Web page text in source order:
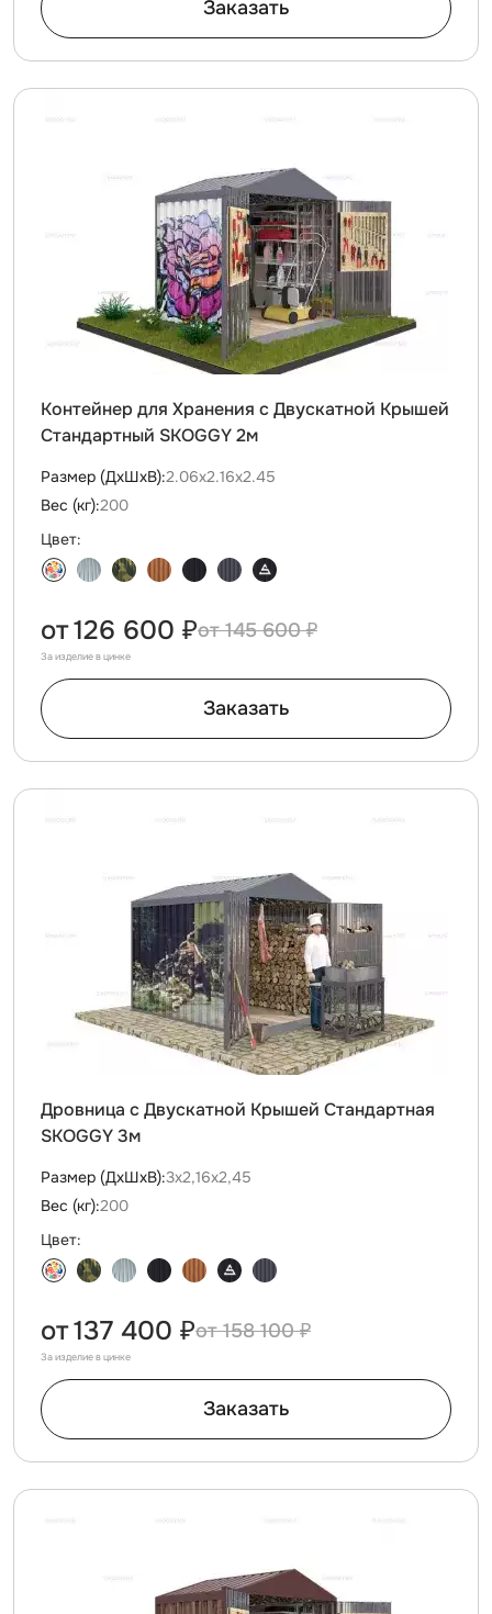
Заказать
Контейнер для Хранения с Двускатной Крышей
Стандартный SKOGGY 2м
Размер (ДxШxВ):2.06х2.16х2.45
Вес (кг):200
Цвет:
145 600 ₽
от126 600 ₽
За изделие в цинке
Заказать
Дровница с Двускатной Крышей Стандартная
SKOGGY 3м
Размер (ДxШxВ):3х2,16х2,45
Вес (кг):200
Цвет:
158 100 ₽
от137 400 ₽
За изделие в цинке
Заказать